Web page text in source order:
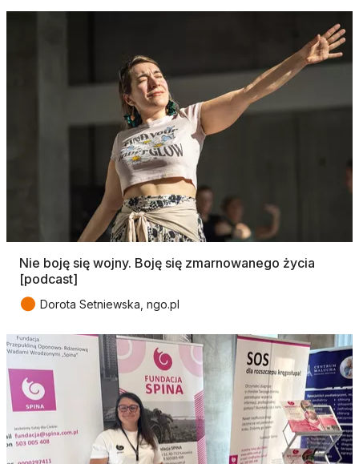
Nie boję się wojny. Boję się zmarnowanego życia
[podcast]
● Dorota Setniewska, ngo.pl